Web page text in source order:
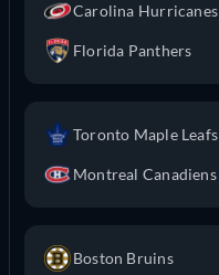
Carolina Hurricanes
Florida Panthers
Toronto Maple Leafs
Montreal Canadiens
Boston Bruins